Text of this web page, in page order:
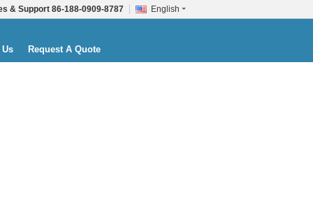
English
& Support 86-188-0909-8787
Us Request A Quote